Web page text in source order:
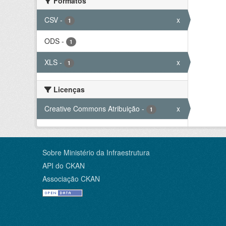
CSV - 1 x
ODS - 1
XLS - 1 x
Licenças
Creative Commons Atribuição - 1 x
Sobre Ministério da Infraestrutura
API do CKAN
Associação CKAN